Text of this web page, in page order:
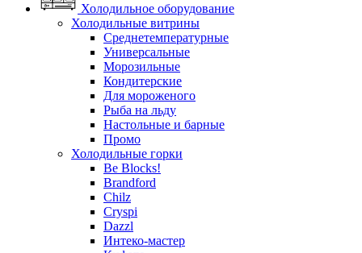
Холодильное оборудование
Холодильные витрины
Среднетемпературные
Универсальные
Морозильные
Кондитерские
Для мороженого
Рыба на льду
Настольные и барные
Промо
Холодильные горки
Be Blocks!
Brandford
Chilz
Cryspi
Dazzl
Интеко-мастер